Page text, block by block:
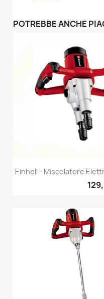
POTREBBE ANCHE
Einhell - Miscelatore